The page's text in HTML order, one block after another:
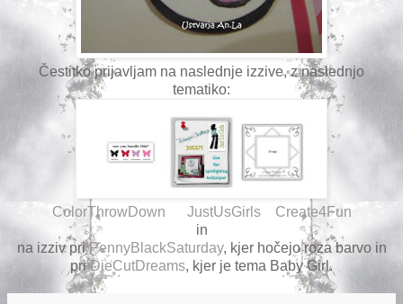
Čestitko prijavljam na naslednje izzive, z naslednjo
tematiko:
ColorThrowDown JustUsGirls
Create4Fun
in
na izziv priPennyBlackSaturday, kjer hočejo roza barvo in
priDieCutDreams, kjer je tema Baby Girl.